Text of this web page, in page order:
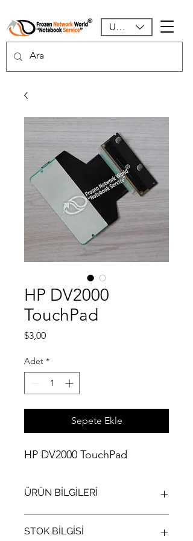
USD ($)
HP DV2000
TouchPad
$3,00Fiyat
Adet *
Sepete Ekle
HP DV2000 TouchPad
ÜRÜN BİLGİLERİ
STOK BİLGİSİ